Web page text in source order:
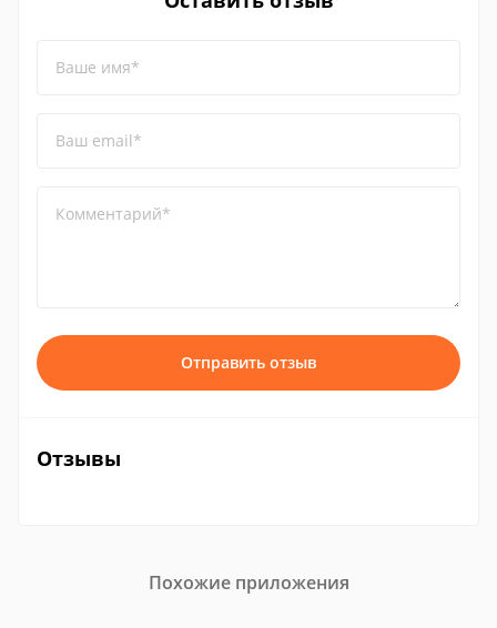
Ваше имя*
Ваш email*
Комментарий*
Отправить отзыв
Отзывы
Похожие приложения